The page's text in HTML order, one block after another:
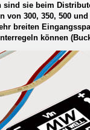
sie beim
300, 350, 500
breiten
können